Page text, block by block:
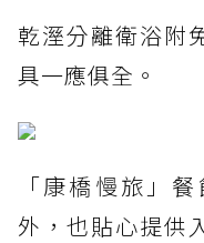
乾溼分離衛浴附
具一應俱全。
「康橋慢旅」
外，也貼心提供